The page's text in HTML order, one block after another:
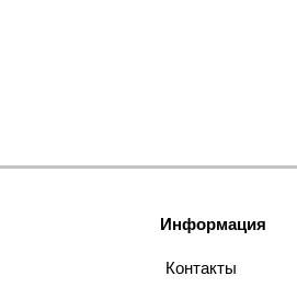
Информация
Контакты